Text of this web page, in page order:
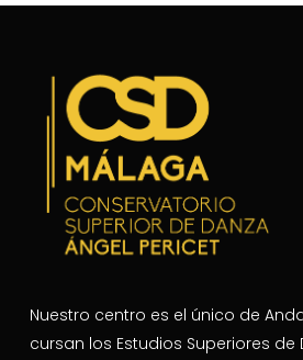
Nuestro centro es el único de
cursan los Estudios Superiores de